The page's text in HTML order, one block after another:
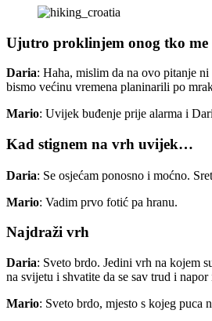
Ujutro proklinjem onog tko me
Daria: Haha, mislim da na ovo pitanje
bismo većinu vremena planinarili po
Mario: Uvijek buđenje prije alarma i
Kad stignem na vrh uvijek…
Daria: Se osjećam ponosno i moćno.
Mario: Vadim prvo fotić pa hranu.
Najdraži vrh
Daria: Sveto brdo. Jedini vrh na kojem
na svijetu i shvatite da se sav trud i napor
Mario: Sveto brdo, mjesto s kojeg puca